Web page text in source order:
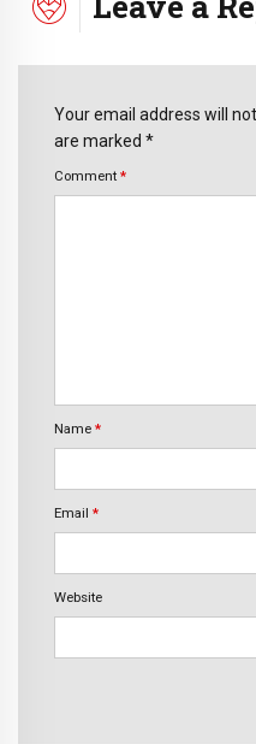
Your email address will
are marked *
Comment *
Name *
Email *
Website